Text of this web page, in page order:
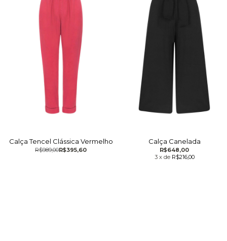
Calça Tencel Clássica Vermelho
R$395,60
R$989,00
Calça Canelada
R$648,00
3 x de R$216,00